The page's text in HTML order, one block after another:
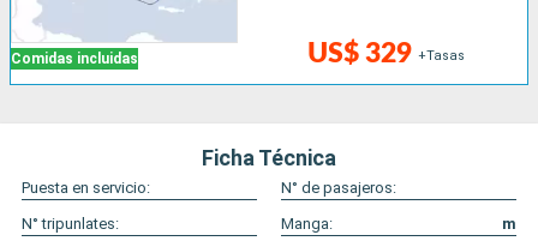
Comidas incluidas US$ 329 +Tasas
Ficha Técnica
Puesta en servicio:
N° de pasajeros:
N° tripunlates:
Manga:
m